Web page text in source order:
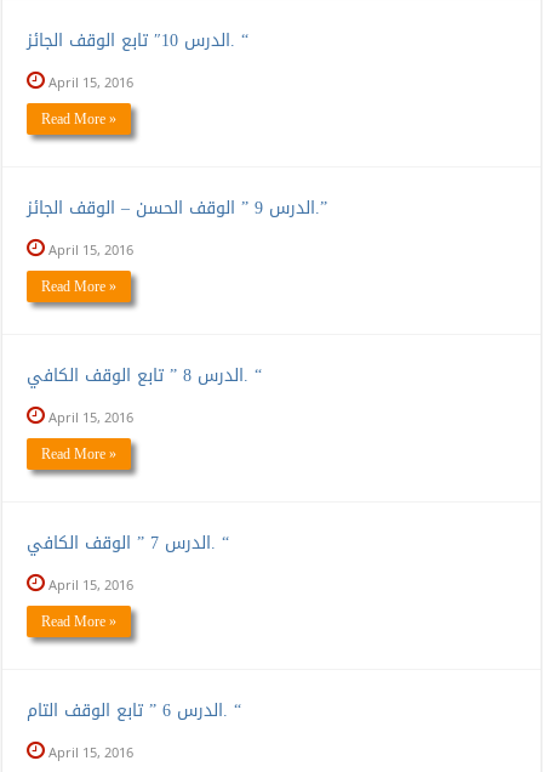
الدرس 10″ تابع الوقف الجائز. “
April 15, 2016
Read More »
الدرس 9 ” الوقف الحسن – الوقف الجائز.”
April 15, 2016
Read More »
الدرس 8 ” تابع الوقف الكافي. “
April 15, 2016
Read More »
الدرس 7 ” الوقف الكافي. “
April 15, 2016
Read More »
الدرس 6 ” تابع الوقف التام. “
April 15, 2016